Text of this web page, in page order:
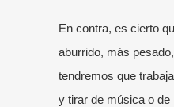
En contra, es cierto
aburrido, más
tendremos que
y tirar de música o de